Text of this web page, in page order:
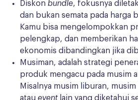
Diskon bundle, fokusnya
dan bukan semata pada harga
Kamu bisa mengelompokkan
pelengkap, dan memberikan
ekonomis dibandingkan jika
Musiman, adalah strategi
produk mengacu pada musim
Misalnya musim liburan,
atau eventlain yang diketahui